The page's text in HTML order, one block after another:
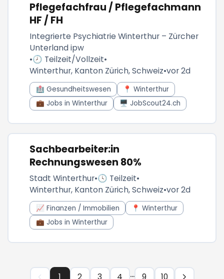
Pflegefachfrau / Pflegefachmann
HF / FH
Integrierte Psychiatrie Winterthur – Zürcher
Unterland ipw
•🕗 Teilzeit/Vollzeit•
Winterthur, Kanton Zürich, Schweiz•vor 2d
🏥 Gesundheitswesen
📍 Winterthur
💼 Jobs in Winterthur
🖥️ JobScout24.ch
Sachbearbeiter:in
Rechnungswesen 80%
Stadt Winterthur•🕓 Teilzeit•
Winterthur, Kanton Zürich, Schweiz•vor 2d
📈 Finanzen / Immobilien
📍 Winterthur
💼 Jobs in Winterthur
...